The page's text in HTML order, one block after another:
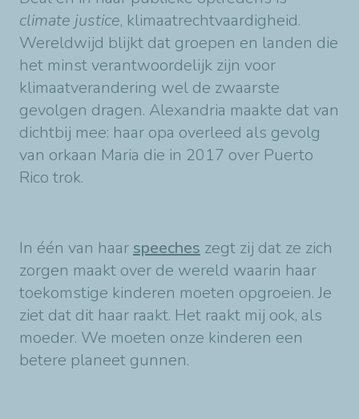
climate justice, klimaatrechtvaardigheid.
Wereldwijd blijkt dat groepen en landen die
het minst verantwoordelijk zijn voor
klimaatverandering wel de zwaarste
gevolgen dragen. Alexandria maakte dat van
dichtbij mee: haar opa overleed als gevolg
van orkaan Maria die in 2017 over Puerto
Rico trok.
In één van haar speeches zegt zij dat ze zich
zorgen maakt over de wereld waarin haar
toekomstige kinderen moeten opgroeien. Je
ziet dat dit haar raakt. Het raakt mij ook, als
moeder. We moeten onze kinderen een
betere planeet gunnen.